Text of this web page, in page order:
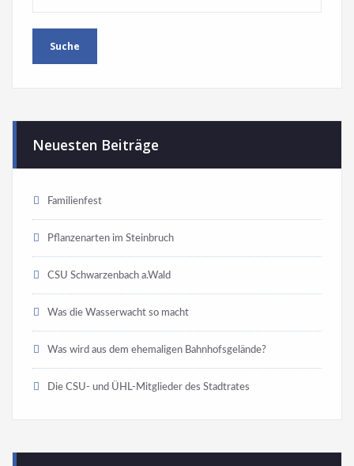
Neuesten Beiträge
Familienfest
Pflanzenarten im Steinbruch
CSU Schwarzenbach a.Wald
Was die Wasserwacht so macht
Was wird aus dem ehemaligen Bahnhofsgelände?
Die CSU- und ÜHL-Mitglieder des Stadtrates